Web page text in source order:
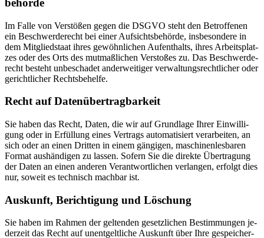
behörde
Im Fal­le von Ver­stö­ßen ge­gen die DSGVO steht den Be­trof­fe­nen
ein Be­schwer­de­recht bei ei­ner Auf­sichts­be­hör­de, ins­be­son­de­re in
dem Mit­glied­staat ih­res ge­wöhn­li­chen Auf­ent­halts, ih­res Ar­beits­plat­
zes oder des Orts des mut­maß­li­chen Ver­sto­ßes zu. Das Be­schwer­de­
recht be­steht un­be­scha­det an­der­wei­ti­ger ver­wal­tungs­recht­li­cher oder
ge­richt­li­cher Rechts­be­hel­fe.
Recht auf Daten­übertrag­barkeit
Sie ha­ben das Recht, Da­ten, die wir auf Grund­la­ge Ih­rer Ein­wil­li­
gung oder in Er­fül­lung ei­nes Ver­trags au­to­ma­ti­siert ver­ar­bei­ten, an
sich oder an ei­nen Drit­ten in ei­nem gän­gi­gen, ma­schi­nen­les­ba­ren
For­mat aus­hän­di­gen zu las­sen. So­fern Sie die di­rek­te Über­tra­gung
der Da­ten an ei­nen an­de­ren Ver­ant­wort­li­chen ver­lan­gen, er­folgt dies
nur, so­weit es tech­nisch mach­bar ist.
Aus­kunft, Be­rich­ti­gung und Lö­schung
Sie ha­ben im Rah­men der gel­ten­den ge­setz­li­chen Be­stim­mun­gen je­
der­zeit das Recht auf un­ent­gelt­li­che Aus­kunft über Ihre ge­spei­cher­